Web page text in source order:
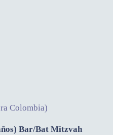
Colombia)
Bar/Bat Mitzvah